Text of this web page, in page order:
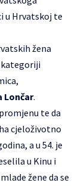
u Hrvatskoj te
žena
kategoriji
Lončar.
te da
cjeloživotno
a u 54. je
u Kinu i
žene da se